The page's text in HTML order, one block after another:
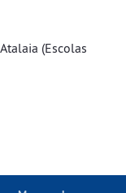
(Escolas